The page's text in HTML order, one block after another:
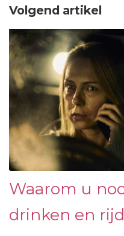
Volgend artikel
Waarom u
drinken en